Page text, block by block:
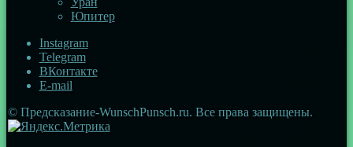
Юпитер
Instagram
Telegram
ВКонтакте
E-mail
© Предсказание-WunschPunsch.ru. Все права защищены.